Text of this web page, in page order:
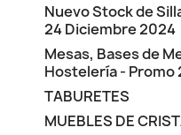
Nuevo Stock de
24 Diciembre 2024
Mesas, Bases de
Hostelería - Promo
TABURETES
MUEBLES DE